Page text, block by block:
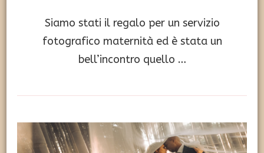
Siamo stati il regalo per un servizio
fotografico maternità ed è stata un
bell’incontro quello …